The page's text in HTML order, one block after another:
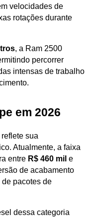
velocidades de
rotações durante
, a Ram 2500
percorrer
intensas de trabalho
em 2026
sua
Atualmente, a faixa
entre R$ 460 mil e
de acabamento
pacotes de
dessa categoria